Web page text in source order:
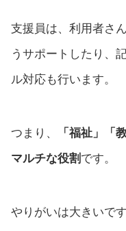
支援員は、利用者さ
うサポートしたり、
ル対応も行います。
つまり、
「福祉」「
マルチな役割 です。
やりがいは大きいで